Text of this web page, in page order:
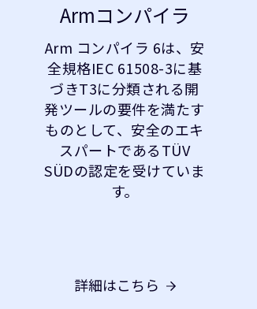
Armコンパイラ
Arm コンパイラ 6は、安
全規格IEC 61508-3に基
づきT3に分類される開
発ツールの要件を満たす
ものとして、安全のエキ
スパートであるTÜV
SÜDの認定を受けていま
す。
詳細はこちら